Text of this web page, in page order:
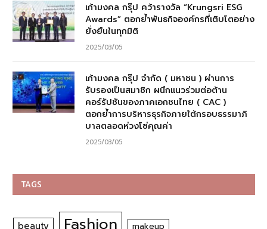
เก้ามงคล กรุ๊ป คว้ารางวัล “Krungsri ESG
Awards” ตอกย้ำพันธกิจองค์กรที่เติบโตอย่าง
ยั่งยืนในทุกมิติ
2025/03/05
เก้ามงคล กรุ๊ป จำกัด ( มหาชน ) ผ่านการ
รับรองเป็นสมาชิก ผนึกแนวร่วมต่อต้าน
คอร์รัปชันของภาคเอกชนไทย ( CAC )
ตอกย้ำการบริหารธุรกิจภายใต้กรอบธรรมาภิ
บาลตลอดห่วงโซ่คุณค่า
2025/03/05
TAGS
beauty Fashion makeup